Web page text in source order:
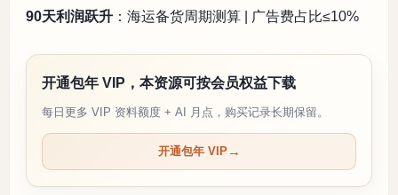
90天利润跃升 ：海运备货周期测算 | 广告费占比≤10%
开通包年 VIP，本资源可按会员权益下载
每日更多 VIP 资料额度 + AI 月点，购买记录长期保留。
开通包年 VIP